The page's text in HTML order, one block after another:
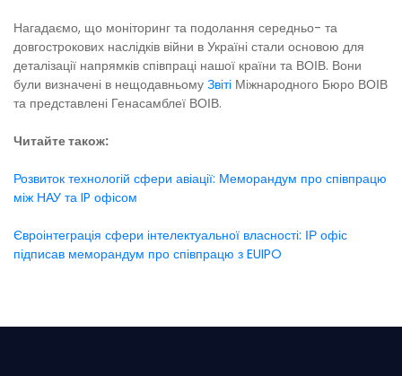
Нагадаємо, що моніторинг та подолання середньо- та
довгострокових наслідків війни в Україні стали основою для
деталізації напрямків співпраці нашої країни та ВОІВ. Вони
були визначені в нещодавньому Звіті Міжнародного Бюро ВОІВ
та представлені Генасамблеї ВОІВ.
Читайте також:
Розвиток технологій сфери авіації: Меморандум про співпрацю
між НАУ та IP офісом
Євроінтеграція сфери інтелектуальної власності: ІР офіс
підписав меморандум про співпрацю з EUIPO